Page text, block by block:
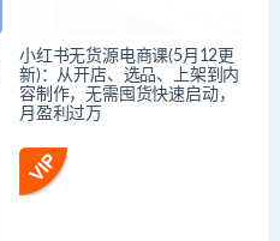
小红书无货源电商课(5月12更
新)：从开店、选品、上架到内
容制作，无需囤货快速启动，
月盈利过万